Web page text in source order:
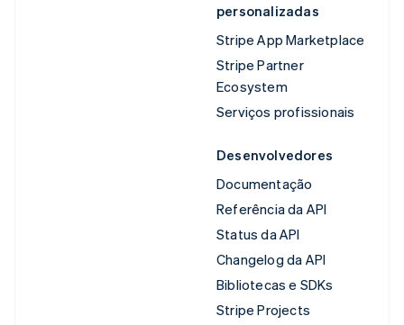
personalizadas
Stripe App Marketplace
Stripe Partner
Ecosystem
Serviços profissionais
Desenvolvedores
Documentação
Referência da API
Status da API
Changelog da API
Bibliotecas e SDKs
Stripe Projects